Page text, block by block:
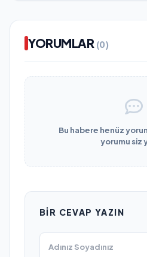
YORUMLAR (0)
Bu habere henüz
yorumu siz
BIR CEVAP YAZIN